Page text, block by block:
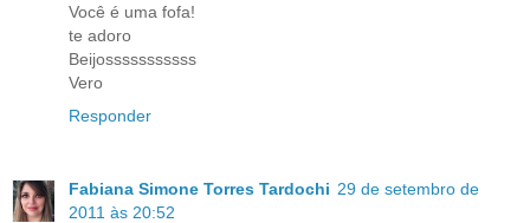
Você é uma fofa!
te adoro
Beijosssssssssss
Vero
Responder
Fabiana Simone Torres Tardochi 29 de setembro de
2011 às 20:52